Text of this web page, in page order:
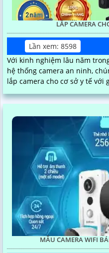
LẮP CAMERA
Lần xem: 8598
Với kinh nghiệm lâu năm
hệ thống camera an ninh,
MẪU CAMERA WIFI